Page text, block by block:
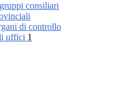
consiliari
di controllo
uffici 1